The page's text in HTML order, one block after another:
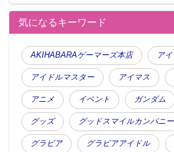
気になるキーワード
AKIHABARAゲーマーズ本店 ア
アイドルマスター アイマス
アニメ イベント ガンダム
グッズ グッドスマイルカンパニー
グラビア グラビアアイドル